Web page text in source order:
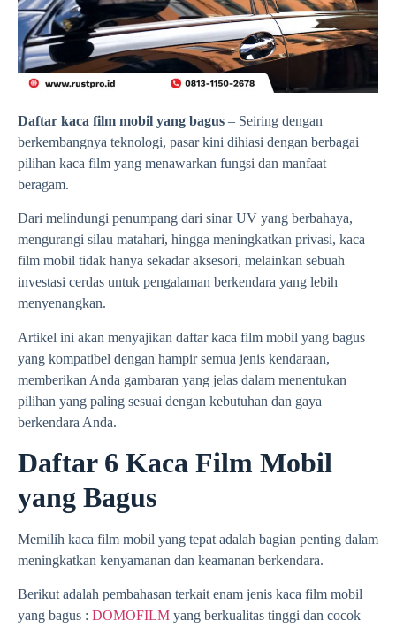
Daftar kaca film mobil yang bagus – Seiring dengan
berkembangnya teknologi, pasar kini dihiasi dengan berbagai
pilihan kaca film yang menawarkan fungsi dan manfaat
beragam.
Dari melindungi penumpang dari sinar UV yang berbahaya,
mengurangi silau matahari, hingga meningkatkan privasi, kaca
film mobil tidak hanya sekadar aksesori, melainkan sebuah
investasi cerdas untuk pengalaman berkendara yang lebih
menyenangkan.
Artikel ini akan menyajikan daftar kaca film mobil yang bagus
yang kompatibel dengan hampir semua jenis kendaraan,
memberikan Anda gambaran yang jelas dalam menentukan
pilihan yang paling sesuai dengan kebutuhan dan gaya
berkendara Anda.
Daftar 6 Kaca Film Mobil
yang Bagus
Memilih kaca film mobil yang tepat adalah bagian penting dalam
meningkatkan kenyamanan dan keamanan berkendara.
Berikut adalah pembahasan terkait enam jenis kaca film mobil
yang bagus : DOMOFILM yang berkualitas tinggi dan cocok